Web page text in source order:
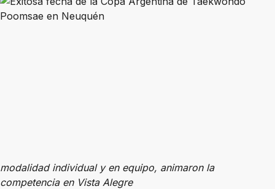
modalidad individual y en equipo, animaron la
competencia en Vista Alegre